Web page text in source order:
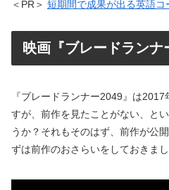
＜PR＞ 短期間で成果が出る英語コ
映画『ブレードランナ
『ブレードランナー2049』は
すが、前作を見たことがない、と
うか？それもそのはず、前作が公
ずは前作のおさらいをしておきまし